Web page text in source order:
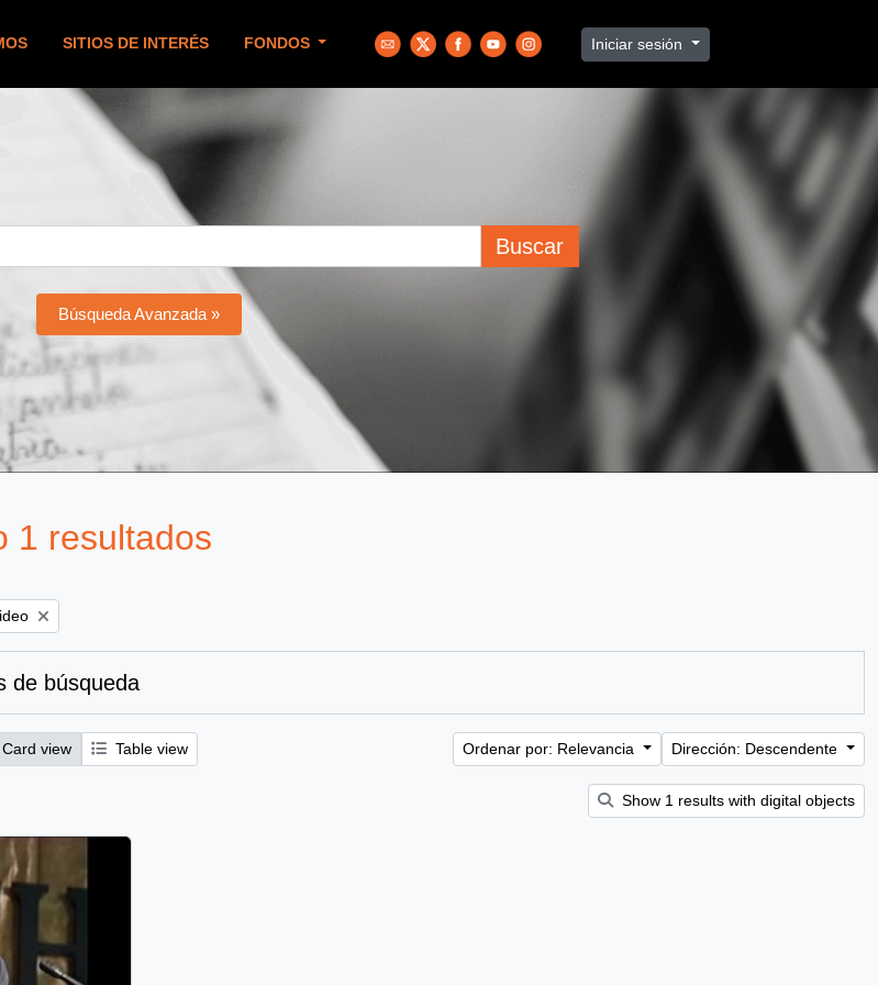
SITIOS DE INTERÉS FONDOS Iniciar sesión
Buscar
Búsqueda Avanzada »
1 resultados
filter:
de búsqueda
Card view Table view Ordenar por: Relevancia Dirección: Descendente
Show 1 results with digital objects